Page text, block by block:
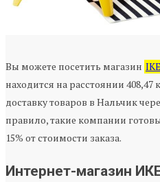
Вы можете посетить магазин
находится на расстоянии 408,47
доставку товаров в Нальчик
правило, такие компании
15% от стоимости заказа.
Интернет-магазин